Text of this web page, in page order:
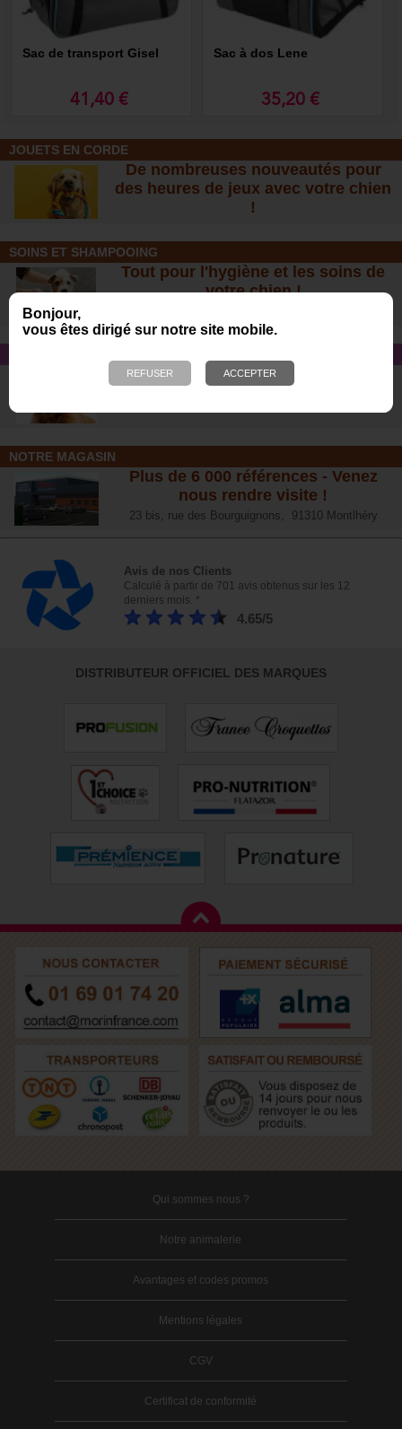
Bonjour,
vous êtes dirigé sur notre site mobile.
Sac de transport Gisel
41,40 €
Sac à dos Lene
35,20 €
JOUETS EN CORDE
De nombreuses nouveautés pour
des heures de jeux avec votre chien
!
SOINS ET SHAMPOOING
Tout pour l'hygiène et les soins de
votre chien !
L’arthrose chez le chien :
NOTRE MAGASIN
Plus de 6 000 références - Venez
nous rendre visite !
23 bis, rue des Bourguignons, 91310 Montlhéry
Avis de nos Clients
Calculé à partir de 701 avis obtenus sur les 12
derniers mois. *
4.65/5
DISTRIBUTEUR OFFICIEL DES MARQUES
Qui sommes nous ?
Notre animalerie
Avantages et codes promos
Mentions légales
CGV
Certificat de conformité